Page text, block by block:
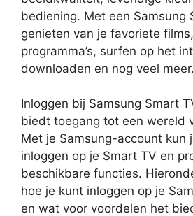
bediening. Met een Samsung
genieten van je favoriete
programma’s, surfen op het
downloaden en nog veel meer.
Inloggen bij Samsung Smart
biedt toegang tot een wereld
Met je Samsung-account kun
inloggen op je Smart TV en
beschikbare functies.
hoe je kunt inloggen op je
en wat voor voordelen het